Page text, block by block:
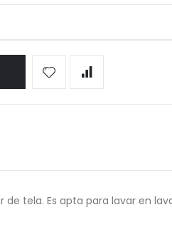
tela. Es apta para lavar en